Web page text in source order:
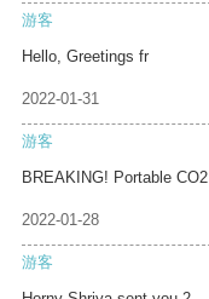
游客
Hello, Greetings fr
2022-01-31
游客
BREAKING! Portable CO2
2022-01-28
游客